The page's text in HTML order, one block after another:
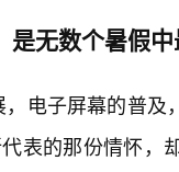
是无数个暑假
电子屏幕的普
表的那份情怀